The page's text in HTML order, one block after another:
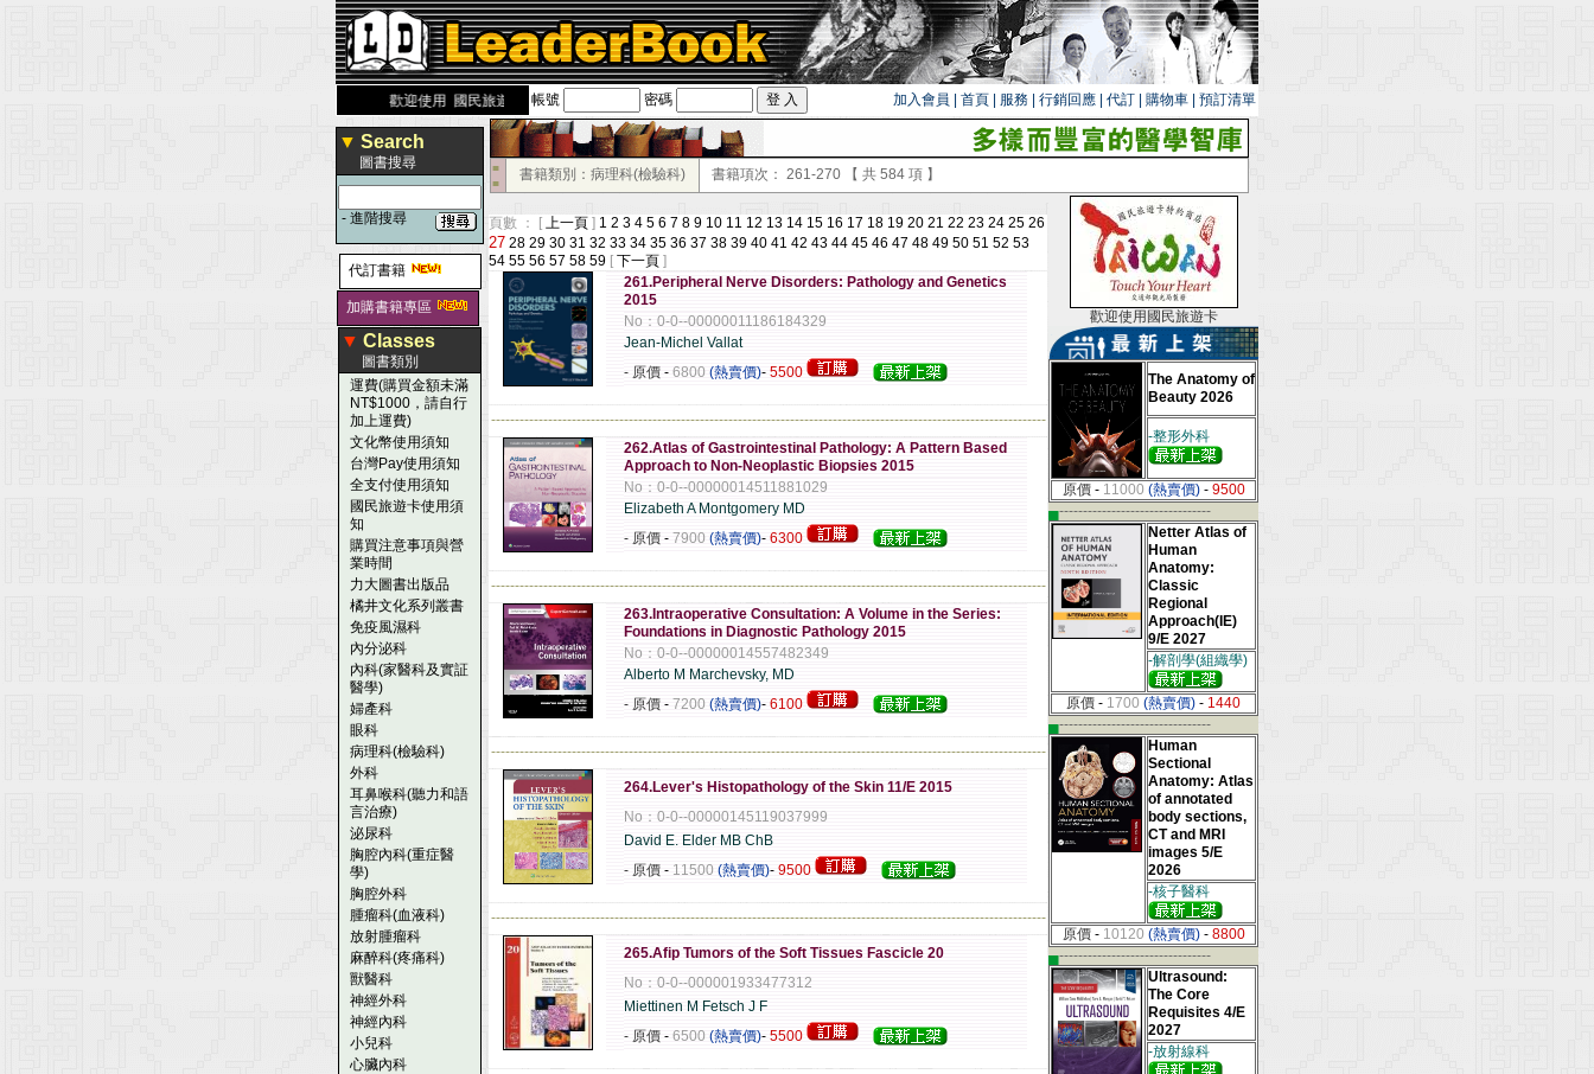
歡迎使用 國民旅遊卡！！ 帳號 密碼 加入會員 首頁 服務 行銷回應 代訂 購物車 預訂清單
▼ Search
圖書搜尋
- 進階搜尋
代訂書籍
加購書籍專區
▼ Classes
圖書類別
運費(購買金額未滿
NT$1000，請自行
加上運費)
文化幣使用須知
台灣Pay使用須知
全支付使用須知
國民旅遊卡使用須
知
購買注意事項與營
業時間
力大圖書出版品
橘井文化系列叢書
免疫風濕科
內分泌科
內科(家醫科及實証
醫學)
婦產科
眼科
病理科(檢驗科)
外科
耳鼻喉科(聽力和語
言治療)
泌尿科
胸腔內科(重症醫
學)
胸腔外科
腫瘤科(血液科)
放射腫瘤科
麻醉科(疼痛科)
獸醫科
神經外科
神經內科
小兒科
心臟內科
■
■
書籍類別：病理科(檢驗科) 書籍項次： 261-270 【 共 584 項 】
頁數 ： [ 上一頁 ] 1 2 3 4 5 6 7 8 9 10 11 12 13 14 15 16 17 18 19 20 21 22 23 24 25 26
27 28 29 30 31 32 33 34 35 36 37 38 39 40 41 42 43 44 45 46 47 48 49 50 51 52 53
54 55 56 57 58 59 [ 下一頁 ]
261.Peripheral Nerve Disorders: Pathology and Genetics
2015
No：0-0--00000011186184329
Jean-Michel Vallat
- 原價 - 6800 (熱賣價)- 5500
---------------------------------------------------------------------------------------------------------------------
262.Atlas of Gastrointestinal Pathology: A Pattern Based
Approach to Non-Neoplastic Biopsies 2015
No：0-0--00000014511881029
Elizabeth A Montgomery MD
- 原價 - 7900 (熱賣價)- 6300
---------------------------------------------------------------------------------------------------------------------
263.Intraoperative Consultation: A Volume in the Series:
Foundations in Diagnostic Pathology 2015
No：0-0--00000014557482349
Alberto M Marchevsky, MD
- 原價 - 7200 (熱賣價)- 6100
---------------------------------------------------------------------------------------------------------------------
264.Lever's Histopathology of the Skin 11/E 2015
No：0-0--00000145119037999
David E. Elder MB ChB
- 原價 - 11500 (熱賣價)- 9500
---------------------------------------------------------------------------------------------------------------------
265.Afip Tumors of the Soft Tissues Fascicle 20
No：0-0--000001933477312
Miettinen M Fetsch J F
- 原價 - 6500 (熱賣價)- 5500
歡迎使用國民旅遊卡
The Anatomy of
Beauty 2026
-整形外科
原價 - 11000 (熱賣價) - 9500
▄--------------------------------
Netter Atlas of
Human
Anatomy:
Classic
Regional
Approach(IE)
9/E 2027
-解剖學(組織學)
原價 - 1700 (熱賣價) - 1440
▄--------------------------------
Human
Sectional
Anatomy: Atlas
of annotated
body sections,
CT and MRI
images 5/E
2026
-核子醫科
原價 - 10120 (熱賣價) - 8800
▄--------------------------------
Ultrasound:
The Core
Requisites 4/E
2027
-放射線科